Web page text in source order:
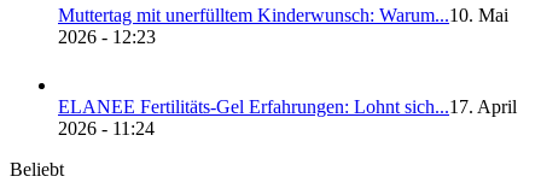
Mut­ter­tag mit uner­füll­tem Kin­der­wunsch: War­um...10. Mai
2026 - 12:23
ELANEE Fer­ti­li­täts-Gel Erfah­run­gen: Lohnt sich...17. April
2026 - 11:24
Beliebt